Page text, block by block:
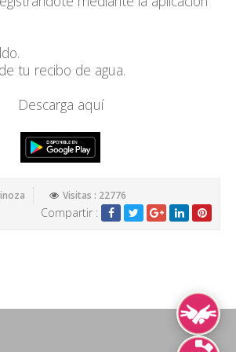
tu recibo de agua.
Descarga aquí
Visitas : 22776
Compartir :
Lengua de